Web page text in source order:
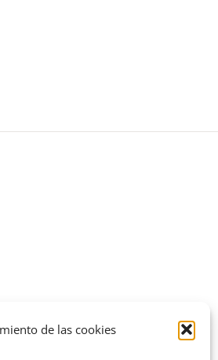
de las cookies